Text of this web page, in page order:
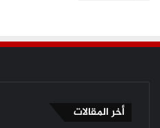
أخر المقالات